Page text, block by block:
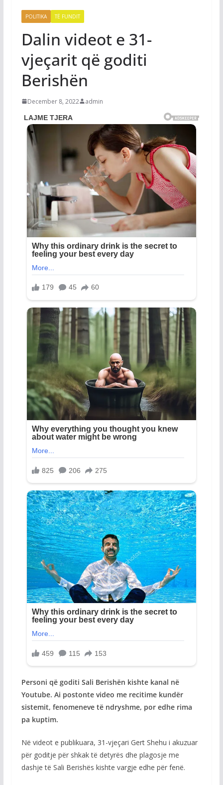
POLITIKA TË FUNDIT
Dalin videot e 31-
vjeçarit që goditi
Berishën
December 8, 2022 admin
Personi që goditi Sali Berishën kishte kanal në
Youtube. Ai postonte video me recitime kundër
sistemit, fenomeneve të ndryshme, por edhe rima
pa kuptim.
Në videot e publikuara, 31-vjeçari Gert Shehu i akuzuar
për goditje për shkak të detyrës dhe plagosje me
dashje të Sali Berishës kishte vargje edhe për fenë.